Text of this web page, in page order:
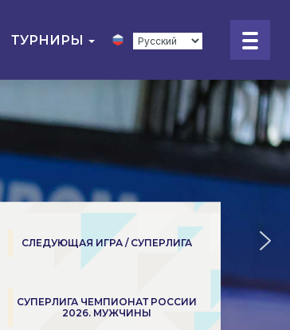
ТУРНИРЫ
СЛЕДУЮЩАЯ ИГРА / СУПЕРЛИГА
СУПЕРЛИГА ЧЕМПИОНАТ РОССИИ
2026. МУЖЧИНЫ